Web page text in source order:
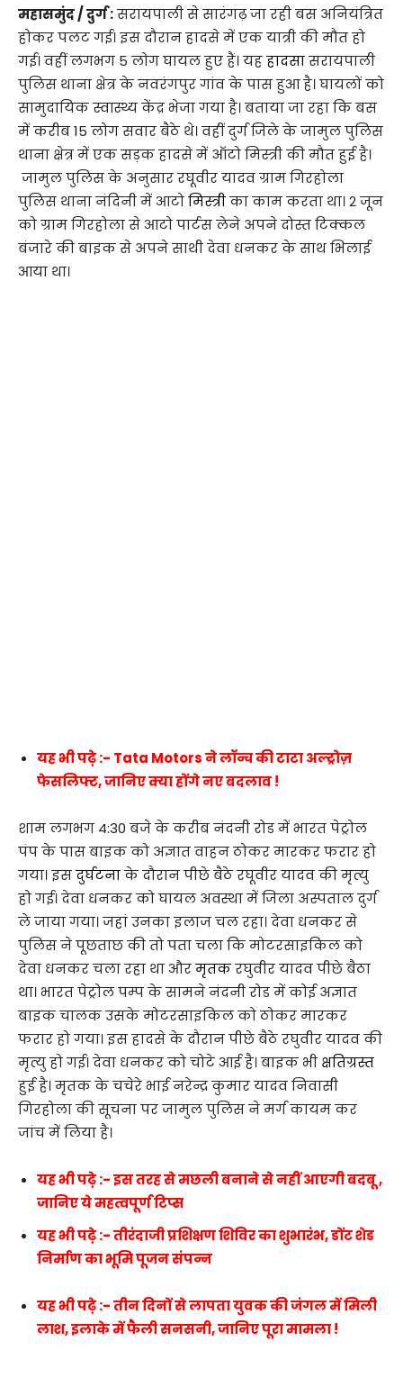
महासमुंद / दुर्ग :सरायपाली से सारंगढ़ जा रही बस अनियंत्रित
होकर पलट गई। इस दौरान हादसे में एक यात्री की मौत हो
गई। वहीं लगभग 5 लोग घायल हुए हैं। यहहादसासरायपाली
पुलिस थाना क्षेत्र के नवरंगपुर गांव के पास हुआ है। घायलों को
सामुदायिक स्वास्थ्य केंद्र भेजा गया है। बताया जा रहा कि बस
में करीब 15 लोग सवार बैठे थे। वहीं दुर्ग जिले के जामुल पुलिस
थाना क्षेत्र में एक सड़क हादसे में ऑटो मिस्त्री की मौत हुई है।
जामुल पुलिस के अनुसार रघूवीर यादव ग्राम गिरहोला
पुलिस थाना नंदिनी में आटोमिस्त्रीका काम करता था। 2 जून
को ग्राम गिरहोला से आटो पार्टस लेने अपने दोस्त टिक्कल
बंजारे की बाइक से अपने साथी देवा धनकर के साथ भिलाई
आया था।
यह भी पढ़े :- Tata Motors ने लॉन्च की टाटा अल्ट्रोज़
फेसलिफ्ट, जानिए क्या होंगे नए बदलाव !
शाम लगभग 4:30 बजे के करीब नंदनी रोड में भारत पेट्रोल
पंप के पास बाइक को अज्ञात वाहन ठोकर मारकर फरार हो
गया। इसदुर्घटनाके दौरान पीछे बैठे रघूवीर यादव की मृत्यु
हो गई। देवा धनकर को घायल अवस्था में जिला अस्पताल दुर्ग
ले जाया गया। जहां उनका इलाज चल रहा। देवा धनकर से
पुलिस ने पूछताछ की तो पता चला कि मोटरसाइकिल को
देवा धनकर चला रहा था औरमृतकरघुवीर यादव पीछे बैठा
था। भारत पेट्रोल पम्प के सामने नंदनी रोड में कोई अज्ञात
बाइक चालक उसके मोटरसाइकिल को ठोकर मारकर
फरार हो गया। इस हादसे के दौरान पीछे बैठे रघुवीर यादव की
मृत्यु हो गई। देवा धनकर को चोटे आई है। बाइक भी क्षतिग्रस्त
हुई है। मृतक के चचेरे भाई नरेन्द्र कुमार यादव निवासी
गिरहोला की सूचना पर जामुल पुलिस ने मर्ग कायम कर
जांच में लिया है।
यह भी पढ़े :- इस तरह से मछली बनाने से नहीं आएगी बदबू ,
जानिए ये महत्वपूर्ण टिप्स
यह भी पढ़े :- तीरंदाजी प्रशिक्षण शिविर का शुभारंभ, डोंट शेड
निर्माण का भूमि पूजन संपन्न
यह भी पढ़े :- तीन दिनों से लापता युवक की जंगल में मिली
लाश, इलाके में फैली सनसनी, जानिए पूरा मामला !